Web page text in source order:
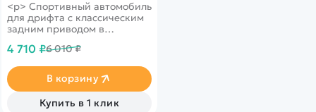
<p> Cпортивный автомобиль
для дрифта с классическим
задним приводом в
поставляется в полностью
виде </p>
4 710 ₽6 010 ₽
В корзину
Купить в 1 клик